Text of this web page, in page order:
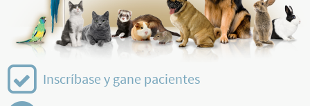
Inscríbase y gane pacientes